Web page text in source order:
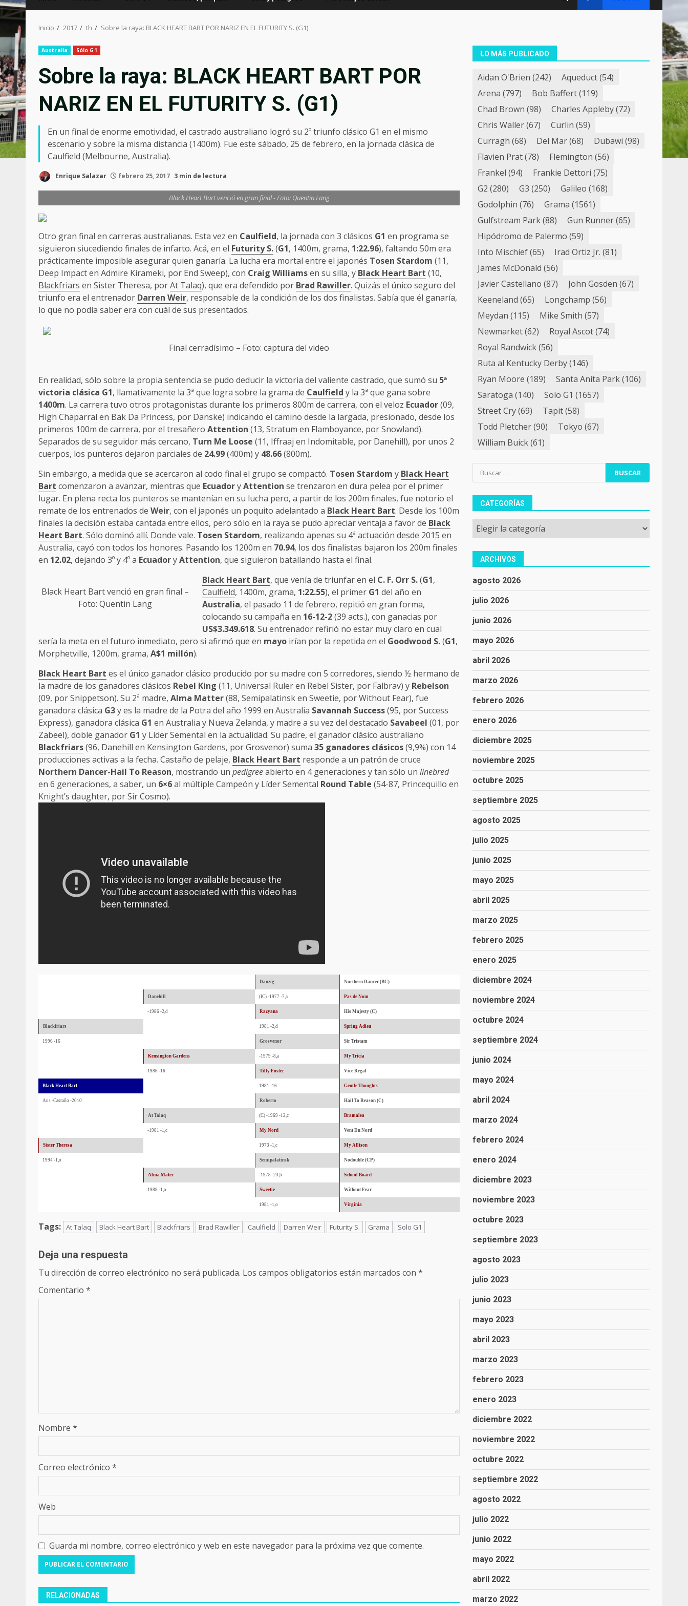
Inicio 2017 th Sobre la raya: BLACK HEART BART POR NARIZ EN EL FUTURITY S. (G1)
Australia Sólo G1
Sobre la raya: BLACK HEART BART POR
NARIZ EN EL FUTURITY S. (G1)
En un final de enorme emotividad, el castrado australiano logró su 2º triunfo clásico G1 en el mismo
escenario y sobre la misma distancia (1400m). Fue este sábado, 25 de febrero, en la jornada clásica de
Caulfield (Melbourne, Australia).
Enrique Salazar febrero 25, 2017 3 min de lectura
Black Heart Bart venció en gran final - Foto: Quentin Lang
Otro gran final en carreras australianas. Esta vez en Caulfield, la jornada con 3 clásicos G1 en programa se
siguieron siucediendo finales de infarto. Acá, en el Futurity S.(G1, 1400m, grama, 1:22.96), faltando 50m era
prácticamente imposible asegurar quien ganaría. La lucha era mortal entre el japonés Tosen Stardom (11,
Deep Impact en Admire Kirameki, por End Sweep), con Craig Williamsen su silla, y Black Heart Bart (10,
Blackfriars en Sister Theresa, porAt Talaq), que era defendido por Brad Rawiller. Quizás el único seguro del
triunfo era el entrenador Darren Weir, responsable de la condición de los dos finalistas. Sabía que él ganaría,
lo que no podía saber era con cuál de sus presentados.
Final cerradísimo – Foto: captura del video
En realidad, sólo sobre la propia sentencia se pudo deducir la victoria del valiente castrado, que sumó su 5ª
victoria clásica G1, llamativamente la 3ª que logra sobre la grama de Caulfield y la 3ª que gana sobre
1400m. La carrera tuvo otros protagonistas durante los primeros 800m de carrera, con el veloz Ecuador(09,
High Chaparral en Bak Da Princess, por Danske) indicando el camino desde la largada, presionado, desde los
primeros 100m de carrera, por el tresañero Attention (13, Stratum en Flamboyance, por Snowland).
Separados de su seguidor más cercano, Turn Me Loose (11, Iffraaj en Indomitable, por Danehill), por unos 2
cuerpos, los punteros dejaron parciales de 24.99(400m) y 48.66(800m).
Sin embargo, a medida que se acercaron al codo final el grupo se compactó. Tosen Stardom y Black Heart
Bart comenzaron a avanzar, mientras que EcuadoryAttention se trenzaron en dura pelea por el primer
lugar. En plena recta los punteros se mantenían en su lucha pero, a partir de los 200m finales, fue notorio el
remate de los entrenados de Weir, con el japonés un poquito adelantado a Black Heart Bart. Desde los 100m
finales la decisión estaba cantada entre ellos, pero sólo en la raya se pudo apreciar ventaja a favor de Black
Heart Bart. Sólo dominó allí. Donde vale. Tosen Stardom, realizando apenas su 4ª actuación desde 2015 en
Australia, cayó con todos los honores. Pasando los 1200m en 70.94, los dos finalistas bajaron los 200m finales
en 12.02, dejando 3º y 4º a EcuadoryAttention, que siguieron batallando hasta el final.
Black Heart Bartvenció en gran final –
Foto: Quentin Lang
Black Heart Bart, que venía de triunfar en el C. F. Orr S.(G1,
Caulfield, 1400m, grama, 1:22.55), el primer G1 del año en
Australia, el pasado 11 de febrero, repitió en gran forma,
colocando su campaña en 16-12-2(39 acts.), con ganacias por
US$3.349.618. Su entrenador refirió no estar muy claro en cual
sería la meta en el futuro inmediato, pero si afirmó que en mayo irían por la repetida en el Goodwood S.(G1,
Morphetville, 1200m, grama, A$1 millón).
Black Heart Bart es el único ganador clásico producido por su madre con 5 corredores, siendo ½ hermano de
la madre de los ganadores clásicos Rebel King (11, Universal Ruler en Rebel Sister, por Falbrav) y Rebelson
(09, por Snippetson). Su 2ª madre, Alma Matter(88, Semipalatinsk en Sweetie, por Without Fear), fue
ganadora clásica G3y es la madre de la Potra del año 1999 en Australia Savannah Success(95, por Success
Express), ganadora clásica G1 en Australia y Nueva Zelanda, y madre a su vez del destacado Savabeel (01, por
Zabeel), doble ganador G1 y Líder Semental en la actualidad. Su padre, el ganador clásico australiano
Blackfriars(96, Danehill en Kensington Gardens, por Grosvenor) suma 35 ganadores clásicos(9,9%) con 14
producciones activas a la fecha. Castaño de pelaje, Black Heart Bart responde a un patrón de cruce
Northern Dancer-Hail To Reason, mostrando un pedigreeabierto en 4 generaciones y tan sólo un linebred
en 6 generaciones, a saber, un 6×6al múltiple Campeón y Líder Semental Round Table (54-87, Princequillo en
Knight’s daughter, por Sir Cosmo).
Danzig Northern Dancer (BC)
Danehill (IC) -1977 -7,a Pas de Nom
-1986 -2,d Razyana His Majesty (C)
Blackfriars 1981 -2,d Spring Adieu
1996 -16 Grosvenor Sir Tristam
Kensington Gardens -1979 -8,a My Tricia
1986 -16 Tilly Foster Vice Regal
Black Heart Bart 1981 -16 Gentle Thoughts
Aus -Castaño -2010 Roberto Hail To Reason (C)
At Talaq (C) -1969 -12,c Bramalea
-1981 -1,c My Nord Vent Du Nord
Sister Theresa 1973 -1,c My Allison
1994 -1,o Semipalatinsk Nodouble (CP)
Alma Mater -1978 -23,b School Board
1988 -1,o Sweetie Without Fear
1981 -1,o Virginia
Tags: At Talaq Black Heart Bart Blackfriars Brad Rawiller Caulfield Darren Weir Futurity S. Grama Solo G1
Deja una respuesta
Tu dirección de correo electrónico no será publicada. Los campos obligatorios están marcados con *
Comentario *
Nombre *
Correo electrónico *
Web
Guarda mi nombre, correo electrónico y web en este navegador para la próxima vez que comente.
RELACIONADAS
LO MÁS PUBLICADO
Aidan O'Brien (242) Aqueduct(54)
Arena (797) Bob Baffert(119)
Chad Brown (98) Charles Appleby(72)
Chris Waller(67) Curlin (59)
Curragh (68) Del Mar(68) Dubawi (98)
Flavien Prat(78) Flemington (56)
Frankel (94) Frankie Dettori (75)
G2 (280) G3 (250) Galileo (168)
Godolphin (76) Grama (1561)
Gulfstream Park(88) Gun Runner(65)
Hipódromo de Palermo (59)
Into Mischief(65) Irad Ortiz Jr. (81)
James McDonald (56)
Javier Castellano (87) John Gosden (67)
Keeneland (65) Longchamp (56)
Meydan (115) Mike Smith (57)
Newmarket(62) Royal Ascot(74)
Royal Randwick(56)
Ruta al Kentucky Derby(146)
Ryan Moore (189) Santa Anita Park(106)
Saratoga (140) Solo G1 (1657)
Street Cry(69) Tapit(58)
Todd Pletcher(90) Tokyo (67)
William Buick(61)
Buscar:
CATEGORÍAS
Categorías
ARCHIVOS
agosto 2026
julio 2026
junio 2026
mayo 2026
abril 2026
marzo 2026
febrero 2026
enero 2026
diciembre 2025
noviembre 2025
octubre 2025
septiembre 2025
agosto 2025
julio 2025
junio 2025
mayo 2025
abril 2025
marzo 2025
febrero 2025
enero 2025
diciembre 2024
noviembre 2024
octubre 2024
septiembre 2024
junio 2024
mayo 2024
abril 2024
marzo 2024
febrero 2024
enero 2024
diciembre 2023
noviembre 2023
octubre 2023
septiembre 2023
agosto 2023
julio 2023
junio 2023
mayo 2023
abril 2023
marzo 2023
febrero 2023
enero 2023
diciembre 2022
noviembre 2022
octubre 2022
septiembre 2022
agosto 2022
julio 2022
junio 2022
mayo 2022
abril 2022
marzo 2022